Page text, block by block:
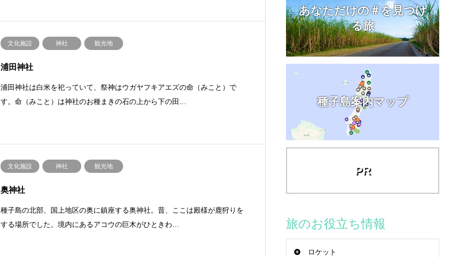
文化施設 神社 観光地
浦田神社
浦田神社は白米を祀っていて、祭神はウガヤフキアエズの命（みこと）で
す。命（みこと）は神社のお種まきの石の上から下の田…
文化施設 神社 観光地
奥神社
種子島の北部、国上地区の奥に鎮座する奥神社。昔、ここは殿様が鹿狩りを
する場所でした。境内にあるアコウの巨木がひときわ…
あなただけの＃を見つけ
る旅
種子島案内マップ
PR
旅のお役立ち情報
ロケット